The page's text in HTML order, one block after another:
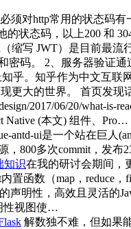
须对http常用的状态码
的状态码，以上200 和
（缩写 JWT）是目前最
密码。 2、服务器验证
乎。知乎作为中文互联
更大的世界。 首页发现
2017/06/20/what-
Native (本文) 组件、Pro…
antd-ui是一个站在巨人
，800多次commit，发布
知识在我的研讨会期间，
置函数（map，reduce
明性，高效且灵活的
性视图使…
解数独不难，但如果